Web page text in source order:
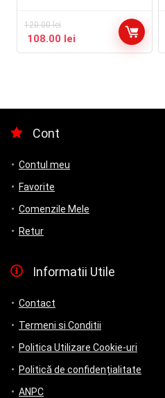
120.00lei
108.00 lei
Cont
Contul meu
Favorite
Comenzile Mele
Retur
Informatii Utile
Contact
Termeni si Conditii
Politica Utilizare Cookie-uri
Politică de confidențialitate
ANPC